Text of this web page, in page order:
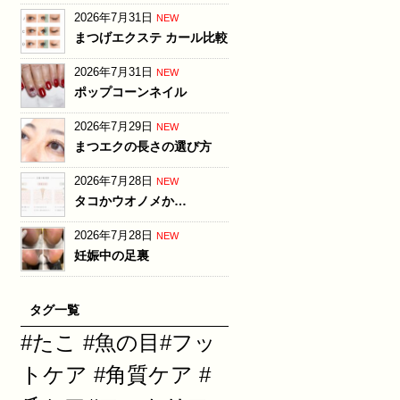
2026年7月31日 NEW
まつげエクステ カール比較
2026年7月31日 NEW
ポップコーンネイル
2026年7月29日 NEW
まつエクの長さの選び方
2026年7月28日 NEW
タコかウオノメか…
2026年7月28日 NEW
妊娠中の足裏
タグ一覧
#たこ #魚の目#フッ
トケア #角質ケア #